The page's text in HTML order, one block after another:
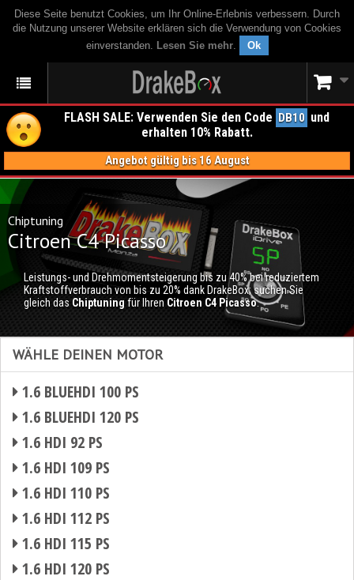
Diese Seite benutzt Cookies, um Ihr Online-Erlebnis verbessern. Durch
die Nutzung unserer Website erklären sich die Verwendung von Cookies
einverstanden. Lesen Sie mehr. Ok
FLASH SALE: Verwenden Sie den Code DB10 und
erhalten 10% Rabatt.
Angebot gültig bis 16 August
Chiptuning
Citroen C4 Picasso
Leistungs- und Drehmomentsteigerung bis zu 40% bei reduziertem
Kraftstoffverbrauch von bis zu 20% dank DrakeBox; suchen Sie
gleich das Chiptuning für Ihren Citroen C4 Picasso.
WÄHLE DEINEN MOTOR
1.6 BLUEHDI 100 PS
1.6 BLUEHDI 120 PS
1.6 HDI 92 PS
1.6 HDI 109 PS
1.6 HDI 110 PS
1.6 HDI 112 PS
1.6 HDI 115 PS
1.6 HDI 120 PS